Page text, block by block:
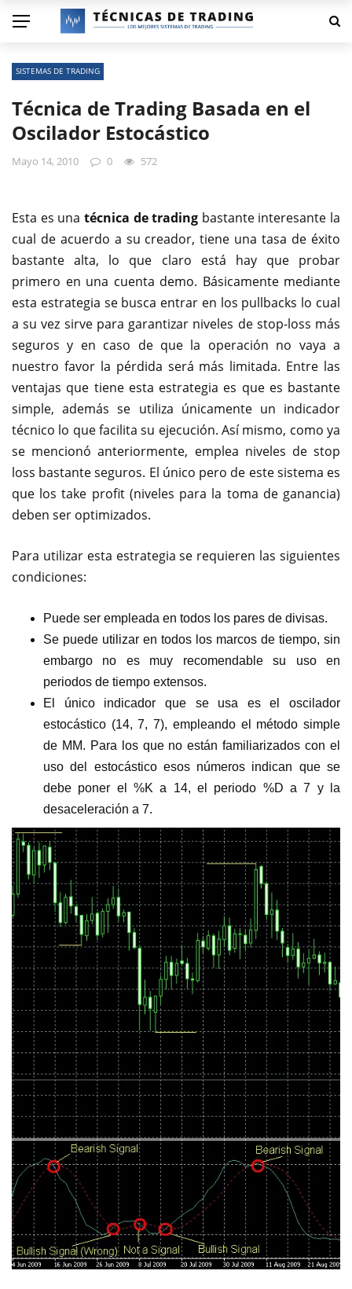
SISTEMAS DE TRADING
Técnica de Trading Basada en el
Oscilador Estocástico
Mayo 14, 2010 0 572
Esta es una técnica de trading bastante interesante la
cual de acuerdo a su creador, tiene una tasa de éxito
bastante alta, lo que claro está hay que probar
primero en una cuenta demo. Básicamente mediante
esta estrategia se busca entrar en los pullbacks lo cual
a su vez sirve para garantizar niveles de stop-loss más
seguros y en caso de que la operación no vaya a
nuestro favor la pérdida será más limitada. Entre las
ventajas que tiene esta estrategia es que es bastante
simple, además se utiliza únicamente un indicador
técnico lo que facilita su ejecución. Así mismo, como ya
se mencionó anteriormente, emplea niveles de stop
loss bastante seguros. El único pero de este sistema es
que los take profit (niveles para la toma de ganancia)
deben ser optimizados.
Para utilizar esta estrategia se requieren las siguientes
condiciones:
Puede ser empleada en todos los pares de divisas.
Se puede utilizar en todos los marcos de tiempo, sin
embargo no es muy recomendable su uso en
periodos de tiempo extensos.
El único indicador que se usa es el oscilador
estocástico (14, 7, 7), empleando el método simple
de MM. Para los que no están familiarizados con el
uso del estocástico esos números indican que se
debe poner el %K a 14, el periodo %D a 7 y la
desaceleración a 7.